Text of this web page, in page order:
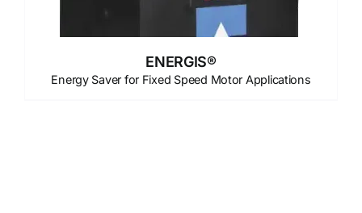
ENERGIS®
Energy Saver for Fixed Speed Motor Applications